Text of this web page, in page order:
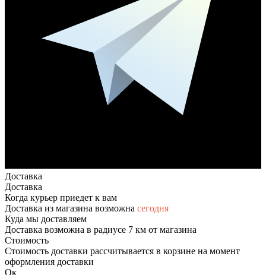
Доставка
Доставка
Когда курьер приедет к вам
Доставка из магазина возможна сегодня
Куда мы доставляем
Доставка возможна в радиусе 7 км от магазина
Стоимость
Стоимость доставки рассчитывается в корзине на момент
оформления доставки
Ок